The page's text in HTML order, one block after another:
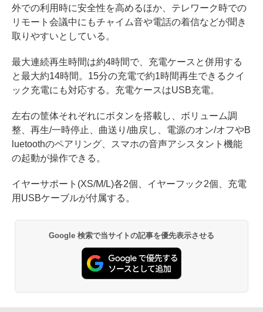
外での利用時に安全性を高めるほか、テレワーク時での
リモート会議中にもチャイム音や電話の着信などが聞き
取りやすいとしている。
最大連続再生時間は約4時間で、充電ケースと併用する
と最大約14時間。15分の充電で約1時間再生できるクイ
ック充電にも対応する。充電ケースはUSB充電。
左右の筐体それぞれにボタンを搭載し、ボリューム調
整、再生/一時停止、曲送り/曲戻し、電源のオン/オフやB
luetoothのペアリング、スマホの音声アシスタント機能
の起動が操作できる。
イヤーサポート(XS/M/L)各2個、イヤーフック2個、充電
用USBケーブルが付属する。
Google 検索で当サイトの記事を優先表示させる